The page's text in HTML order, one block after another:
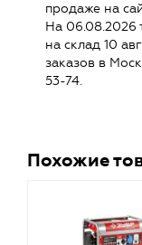
продаже на
На 06.08.2026
на склад 10
заказов в
53-74.
Похожие